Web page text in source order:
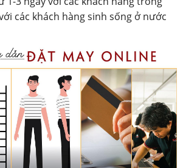
các khách hàng sinh sống ở nước